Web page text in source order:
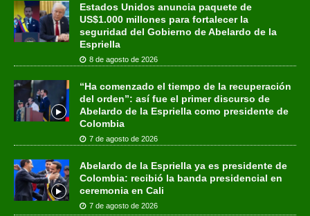
Estados Unidos anuncia paquete de
US$1.000 millones para fortalecer la
seguridad del Gobierno de Abelardo de la
Espriella
8 de agosto de 2026
“Ha comenzado el tiempo de la recuperación
del orden”: así fue el primer discurso de
Abelardo de la Espriella como presidente de
Colombia
7 de agosto de 2026
Abelardo de la Espriella ya es presidente de
Colombia: recibió la banda presidencial en
ceremonia en Cali
7 de agosto de 2026